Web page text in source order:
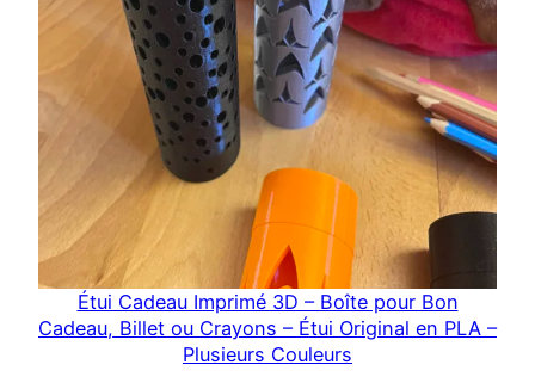
Étui Cadeau Imprimé 3D – Boîte pour Bon
Cadeau, Billet ou Crayons – Étui Original en PLA –
Plusieurs Couleurs